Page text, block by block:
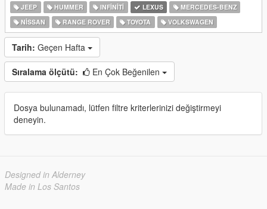
JEEP
HUMMER INFINITI LEXUS
MERCEDES-BENZ
NISSAN
RANGE ROVER TOYOTA VOLKSWAGEN
Tarih: Geçen Hafta
Sıralama ölçütü: En Çok Beğenilen
Dosya bulunamadı, lütfen filtre kriterlerinizi değiştirmeyi
deneyin.
Designed in Alderney
Made in Los Santos